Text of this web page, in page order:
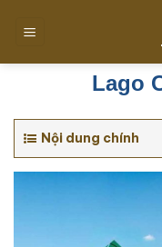
đến
Lago
Nội dung chính